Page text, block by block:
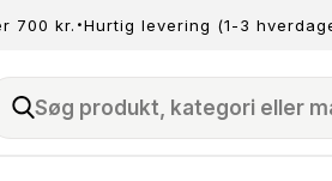
700 kr. ·Hurtig levering (1-3
Søg produkt, kategori eller